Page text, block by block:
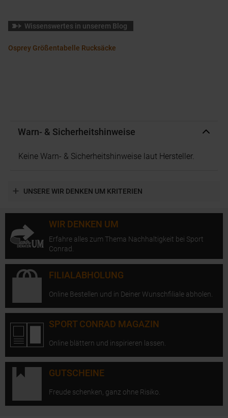
Wissenswertes in unserem Blog
Osprey Größentabelle Rucksäcke
Warn- & Sicherheitshinweise
Keine Warn- & Sicherheitshinweise laut Hersteller.
UNSERE WIR DENKEN UM KRITERIEN
WIR DENKEN UM
Erfahre alles zum Thema Nachhaltigkeit bei Sport
Conrad.
FILIALABHOLUNG
Online Bestellen und in Deiner Wunschfiliale abholen.
SPORT CONRAD MAGAZIN
Online blättern und inspirieren lassen.
GUTSCHEINE
Freude schenken, ganz ohne Risiko.